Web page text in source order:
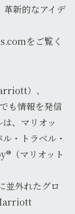
新的なアイデ
をご覧く
）、
情報を発信
、マリオッ
・トラベル・
（マリオット
外れたグロ